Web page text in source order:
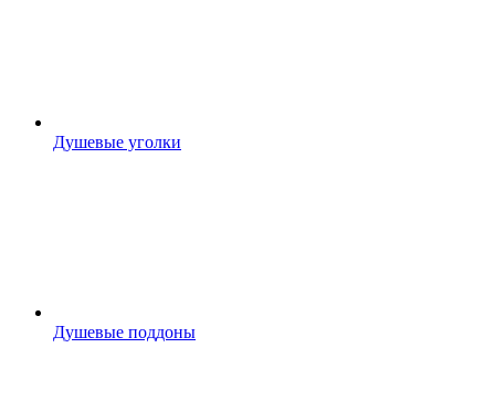
Душевые уголки
Душевые поддоны